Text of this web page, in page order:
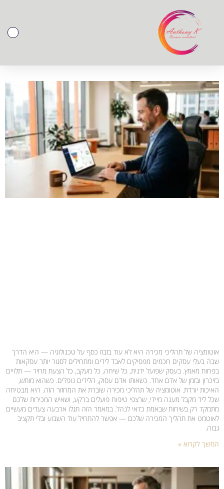
אוטומציה של תהליכי מכירה היא לא עוד בזבוז כסף על טכנולוגיה — היא הדרך
שבה בעלי עסקים חכמים מפסיקים לאבד לידים ומתחילים לסגור יותר עסקאות
בפחות מאמץ. בעסק שפועל ידנית, כל שיחה, כל מעקב, כל הצעת מחיר — תלויים
בזיכרון ובזמן של אדם אחד. כשאותו אדם עסוק, הלידים נופלים. כשהוא מותש,
האיכות יורדת. אוטומציה של תהליכי מכירה שוברת את המחזור הזה. היא מבטיחה
שכל ליד מקבל מענה מיידי, שרצפי טיפוח פועלים ברקע, ושאיש המכירות שלכם
מתמקד רק בשיחות שבאמת כדאי לנהל. במאמר הזה תגלו ארבעה צעדים מעשיים
לאוטמט את תהליך המכירה שלכם — אפשר להתחיל עוד השבוע ובלי תקציב
גבוה.
המשך לקרוא »